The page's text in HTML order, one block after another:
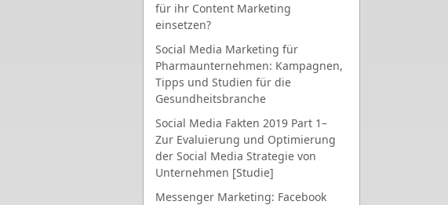
für ihr Content Marketing
einsetzen?
Social Media Marketing für
Pharmaunternehmen: Kampagnen,
Tipps und Studien für die
Gesundheitsbranche
Social Media Fakten 2019 Part 1–
Zur Evaluierung und Optimierung
der Social Media Strategie von
Unternehmen [Studie]
Messenger Marketing: Facebook